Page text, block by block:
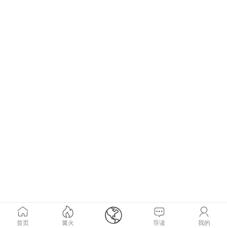

首页

篝火  
导读

我的